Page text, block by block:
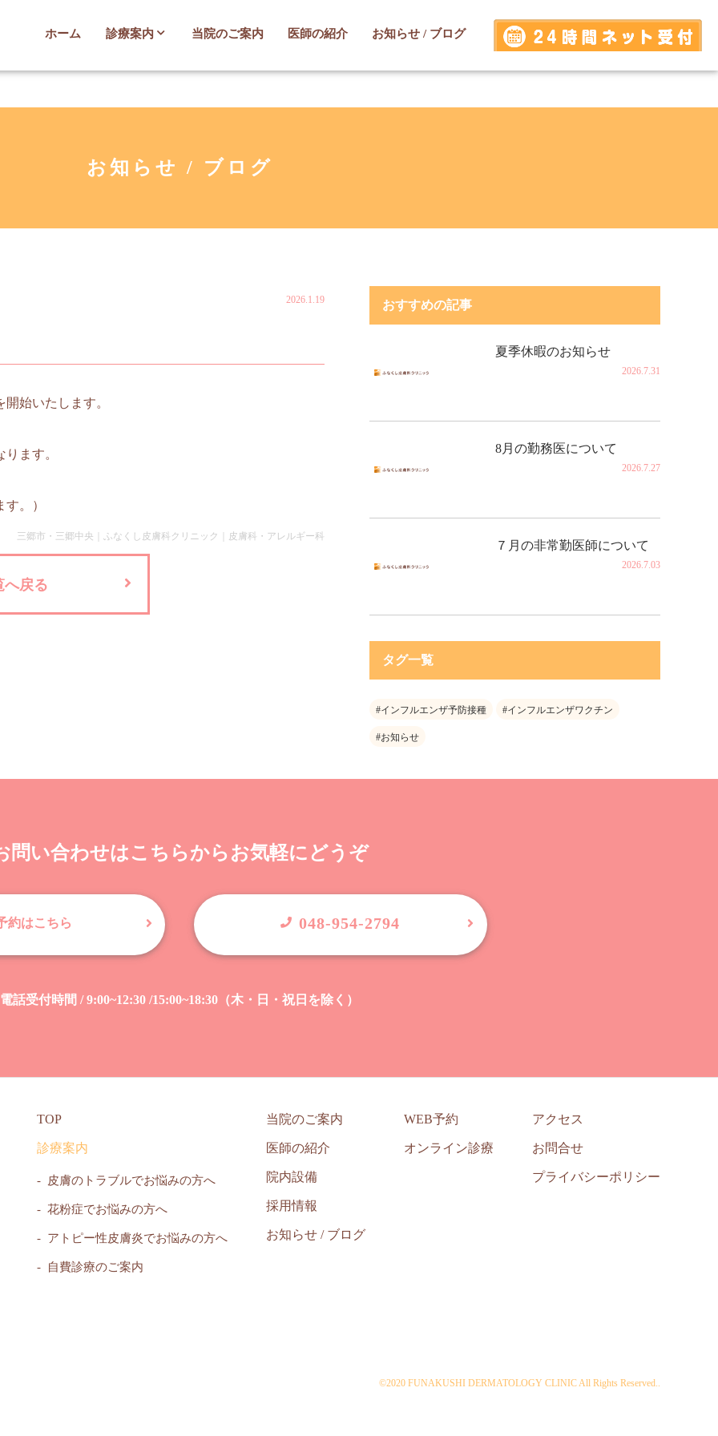
ホーム 診療案内 当院のご案内 医師の紹介 お知らせ / ブログ
お知らせ / ブログ
2026.1.19
始いたします。
ます。
。）
三郷市・三郷中央｜ふなくし皮膚科クリニック｜皮膚科・アレルギー科
へ戻る
おすすめの記事
夏季休暇のお知らせ
2026.7.31
8月の勤務医について
2026.7.27
７月の非常勤医師について
2026.7.03
タグ一覧
#インフルエンザ予防接種 #インフルエンザワクチン
#お知らせ
問い合わせはこちらからお気軽にどうぞ
約はこちら 048-954-2794
電話受付時間 / 9:00~12:30 /15:00~18:30（木・日・祝日を除く）
TOP
診療案内
皮膚のトラブルでお悩みの方へ
花粉症でお悩みの方へ
アトピー性皮膚炎でお悩みの方へ
自費診療のご案内
当院のご案内
医師の紹介
院内設備
採用情報
お知らせ / ブログ
WEB予約
オンライン診療
アクセス
お問合せ
プライバシーポリシー
©2020 FUNAKUSHI DERMATOLOGY CLINIC All Rights Reserved..